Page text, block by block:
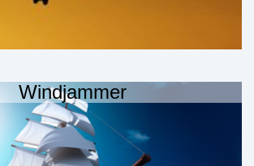
Windjammer